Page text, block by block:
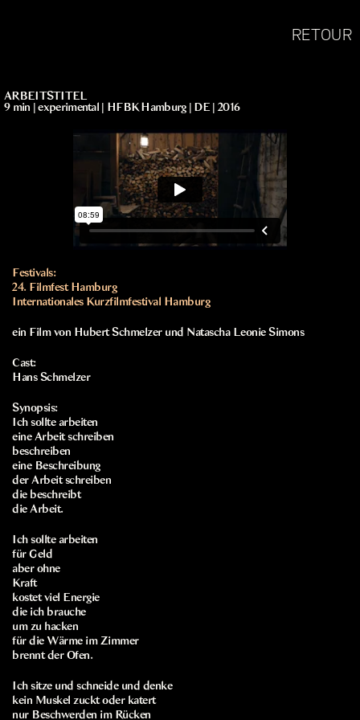
RETOUR
ARBEITSTITEL
9 min | experimental | HFBK Hamburg | DE | 2016
Festivals:
24. Filmfest Hamburg
Internationales Kurzfilmfestival Hamburg
ein Film von Hubert Schmelzer und Natascha Leonie Simons
Cast:
Hans Schmelzer
Synopsis:
Ich sollte arbeiten
eine Arbeit schreiben
beschreiben
eine Beschreibung
der Arbeit schreiben
die beschreibt
die Arbeit.
Ich sollte arbeiten
für Geld
aber ohne
Kraft
kostet viel Energie
die ich brauche
um zu hacken
für die Wärme im Zimmer
brennt der Ofen.
Ich sitze und schneide und denke
kein Muskel zuckt oder katert
nur Beschwerden im Rücken